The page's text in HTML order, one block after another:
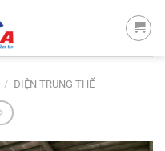
/ ĐIỆN TRUNG THẾ